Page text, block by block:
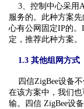
3、控制中心采用
服务的。此种方案
心有公网固定IP的
定，推荐此种方案。
1.3 其他组网方式
四信ZigBee设备
在该方案中，我们
输。四信 ZigBee设